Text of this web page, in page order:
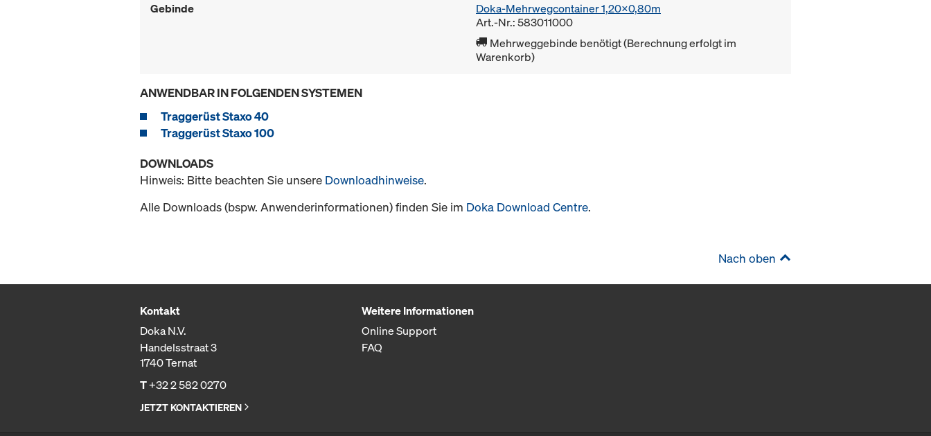
Gebinde
Doka-Mehrwegcontainer 1,20x0,80m
Art.-Nr.: 583011000
Mehrweggebinde benötigt (Berechnung erfolgt im
Warenkorb)
ANWENDBAR IN FOLGENDEN SYSTEMEN
Traggerüst Staxo 40
Traggerüst Staxo 100
DOWNLOADS
Hinweis: Bitte beachten Sie unsere Downloadhinweise.
Alle Downloads (bspw. Anwenderinformationen) finden Sie im Doka Download Centre.
Nach oben
Kontakt
Doka N.V.
Handelsstraat 3
1740 Ternat
T+32 2 582 0270
JETZT KONTAKTIEREN
Weitere Informationen
Online Support
FAQ